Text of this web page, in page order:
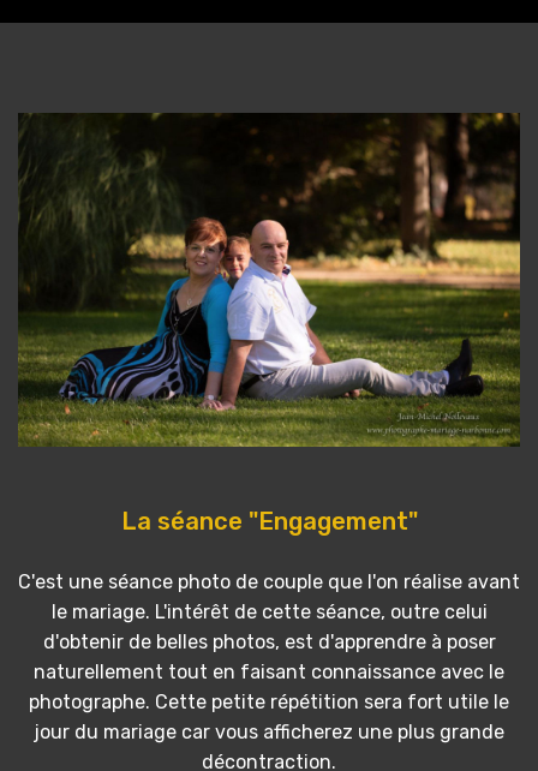
La séance "Engagement"
C'est une séance photo de couple que l'on réalise avant
le mariage. L'intérêt de cette séance, outre celui
d'obtenir de belles photos, est d'apprendre à poser
naturellement tout en faisant connaissance avec le
photographe. Cette petite répétition sera fort utile le
jour du mariage car vous afficherez une plus grande
décontraction.